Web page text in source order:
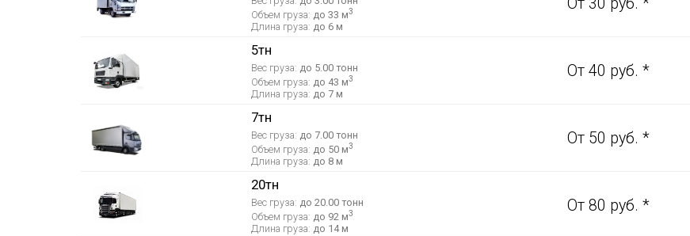
Объем груза: до 33 м3
Длина груза: до 6 м
От 30 руб. *
5тн
Вес груза: до 5.00 тонн
Объем груза: до 43 м3
Длина груза: до 7 м
От 40 руб. *
7тн
Вес груза: до 7.00 тонн
Объем груза: до 50 м3
Длина груза: до 8 м
От 50 руб. *
20тн
Вес груза: до 20.00 тонн
Объем груза: до 92 м3
Длина груза: до 14 м
От 80 руб. *